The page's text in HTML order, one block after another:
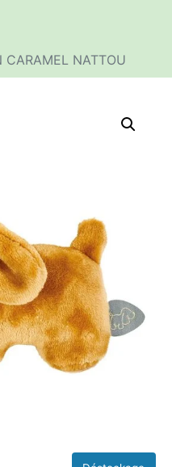
CARAMEL NATTOU